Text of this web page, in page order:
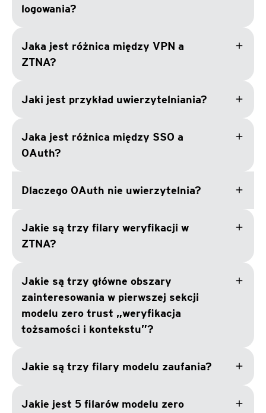
logowania?
Jaka jest różnica między VPN a
ZTNA?
add
Jaki jest przykład uwierzytelniania? add
Jaka jest różnica między SSO a
OAuth?
add
Dlaczego OAuth nie uwierzytelnia? add
Jakie są trzy filary weryfikacji w
ZTNA?
add
Jakie są trzy główne obszary
zainteresowania w pierwszej sekcji
modelu zero trust „weryfikacja
tożsamości i kontekstu”?
add
Jakie są trzy filary modelu zaufania? add
Jakie jest 5 filarów modelu zero
add